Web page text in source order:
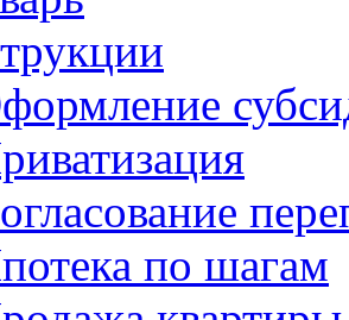
по шагам